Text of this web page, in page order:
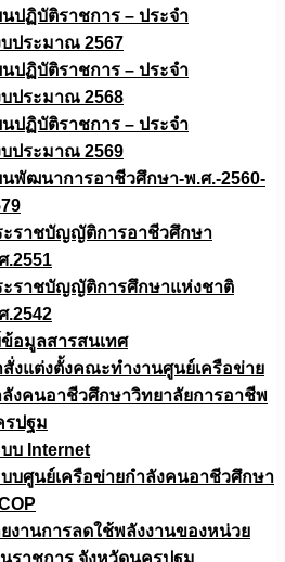
นปฏิบัติราชการ – ประจำ
ประมาณ 2567
นปฏิบัติราชการ – ประจำ
ประมาณ 2568
นปฏิบัติราชการ – ประจำ
ประมาณ 2569
นพัฒนาการอาชีวศึกษา-พ.ศ.-2560-
ะราชบัญญัติการอาชีวศึกษา
.2551
ะราชบัญญัติการศึกษาแห่งชาติ
.2542
อมูลสารสนเทศ
สั่งแต่งตั้งคณะทำงานศูนย์เครือข่าย
ลังคนอาชีวศึกษาวิทยาลัยการอาชีพ
รปฐม
บ Internet
บศูนย์เครือข่ายกำลังคนอาชีวศึกษา
งานการลดใช้พลังงานของหน่วย
นราชการ จังหวัดนครปฐม